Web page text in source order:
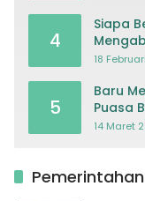
4
Siapa
Dapodik
18
5
Baru
Puasa
14 Maret
Pemerintahan